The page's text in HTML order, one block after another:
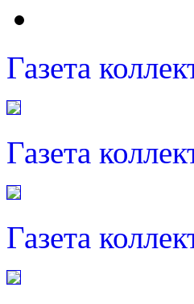
Газета
Газета
Газета